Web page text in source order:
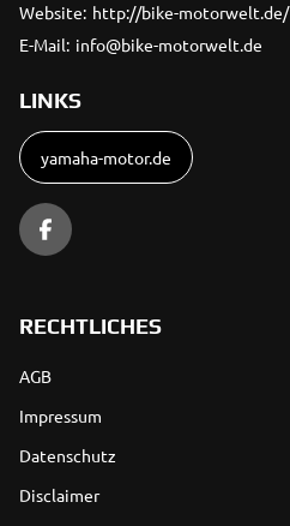
Website: http://bike-motorwelt.de/
E-Mail: info@bike-motorwelt.de
LINKS
yamaha-motor.de
RECHTLICHES
AGB
Impressum
Datenschutz
Disclaimer